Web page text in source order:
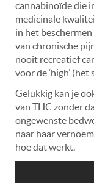
cannabinoïde die
medicinale
in het
van chronische
nooit recreatief
voor de ‘high’
Gelukkig kan je
van THC zonder
ongewenste
naar haar
hoe dat werkt.